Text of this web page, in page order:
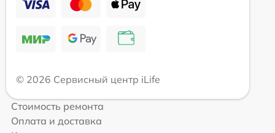
© 2026 Сервисный центр iLife
Стоимость ремонта
Оплата и доставка